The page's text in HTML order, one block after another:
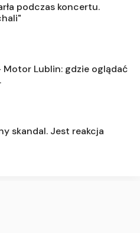
podczas koncertu.
Motor Lublin: gdzie oglądać
skandal. Jest reakcja